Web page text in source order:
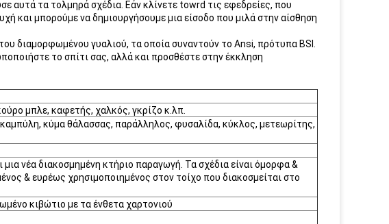
αυτά τα τολμηρά σχέδια. Εάν κλίνετε towrd τις εφεδρείες, που
και μπορούμε να δημιουργήσουμε μια είσοδο που μιλά στην αίσθηση
διαμορφωμένου γυαλιού, τα οποία συναντούν το Ansi, πρότυπα BSI.
το σπίτι σας, αλλά και προσθέστε στην έκκληση
μπλε, καφετής, χαλκός, γκρίζο κ.λπ.
κύμα θάλασσας, παράλληλος, φυσαλίδα, κύκλος, μετεωρίτης,
νέα διακοσμημένη κτήριο παραγωγή. Τα σχέδια είναι όμορφα &
& ευρέως χρησιμοποιημένος στον τοίχο που διακοσμείται στο
κιβώτιο με τα ένθετα χαρτονιού